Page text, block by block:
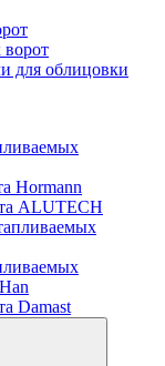
для облицовки
Hormann
ALUTECH
Damast